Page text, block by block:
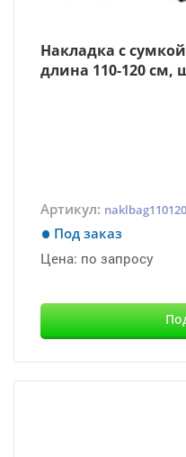
Накладка с
длина 110-120 см,
Артикул:
Под заказ
Цена: по запросу